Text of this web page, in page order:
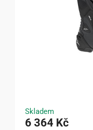
Skladem
6 364 Kč